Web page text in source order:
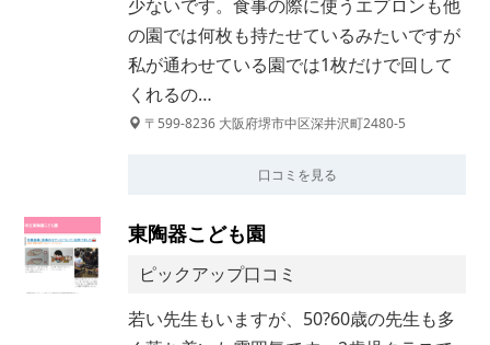
少ないです。食事の際に使うエプロンも他
の園では何枚も持たせているみたいですが
私が通わせている園では1枚だけで回して
くれるの…
〒599-8236 大阪府堺市中区深井沢町2480-5
口コミを見る
東陶器こども園
ピックアップ口コミ
若い先生もいますが、50?60歳の先生も多